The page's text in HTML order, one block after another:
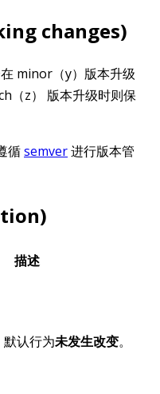
changes)
minor（y）版本升级
（z） 版本升级时则保
循semver进行版本管
描述
认行为未发生改变。